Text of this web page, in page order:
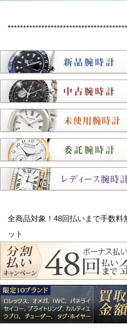
全商品対象！ 48回払いまで手数料
ット